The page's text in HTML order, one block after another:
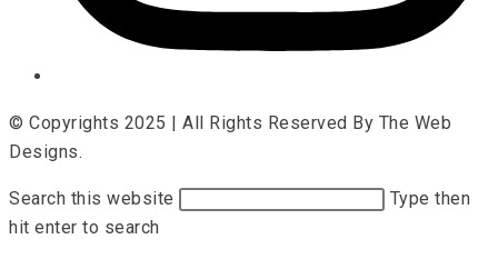
© Copyrights 2025 | All Rights Reserved By The Web
Designs.
Search this website
Type then
hit enter to search